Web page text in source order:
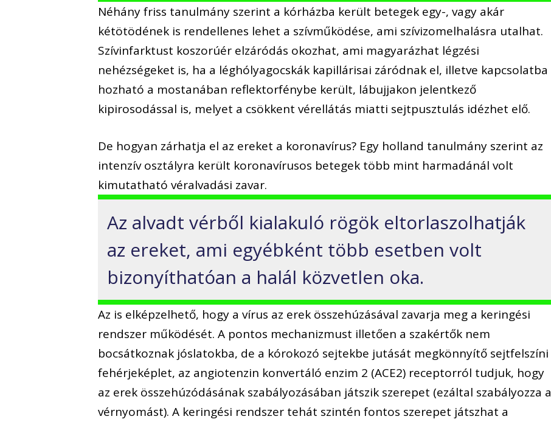
Néhány friss tanulmány szerint a kórházba került betegek egy-, vagy akár
kétötödének is rendellenes lehet a szívműködése, ami szívizomelhalásra utalhat.
Szívinfarktust koszorúér elzáródás okozhat, ami magyarázhat légzési
nehézségeket is, ha a léghólyagocskák kapillárisai záródnak el, illetve kapcsolatba
hozható a mostanában reflektorfénybe került, lábujjakon jelentkező
kipirosodással is, melyet a csökkent vérellátás miatti sejtpusztulás idézhet elő.
De hogyan zárhatja el az ereket a koronavírus? Egy holland tanulmány szerint az
intenzív osztályra került koronavírusos betegek több mint harmadánál volt
kimutatható véralvadási zavar.
Az alvadt vérből kialakuló rögök eltorlaszolhatják
az ereket, ami egyébként több esetben volt
bizonyíthatóan a halál közvetlen oka.
Az is elképzelhető, hogy a vírus az erek összehúzásával zavarja meg a keringési
rendszer működését. A pontos mechanizmust illetően a szakértők nem
bocsátkoznak jóslatokba, de a kórokozó sejtekbe jutását megkönnyítő sejtfelszíni
fehérjeképlet, az angiotenzin konvertáló enzim 2 (ACE2) receptorról tudjuk, hogy
az erek összehúzódásának szabályozásában játszik szerepet (ezáltal szabályozza a
vérnyomást). A keringési rendszer tehát szintén fontos szerepet játszhat a